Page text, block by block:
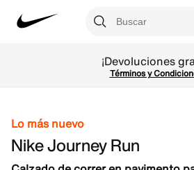
¡Devoluciones
Términos y
Lo más nuevo
Nike Journey Run